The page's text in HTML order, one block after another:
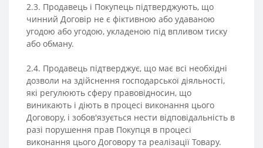
2.3. Продавець і Покупець підтверджують, що
чинний Договір не є фіктивною або удаваною
угодою або угодою, укладеною під впливом тиску
або обману.
2.4. Продавець підтверджує, що має всі необхідні
дозволи на здійснення господарської діяльності,
які регулюють сферу правовідносин, що
виникають і діють в процесі виконання цього
Договору, і зобов'язується нести відповідальність в
разі порушення прав Покупця в процесі
виконання цього Договору та реалізації Товару.